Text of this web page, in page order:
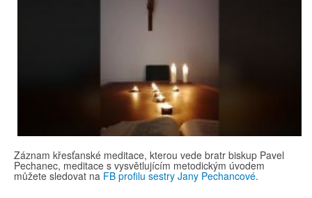
Záznam křesťanské meditace, kterou vede bratr biskup Pavel
Pechanec, meditace s vysvětlujícím metodickým úvodem
můžete sledovat na FB profilu sestry Jany Pechancové.